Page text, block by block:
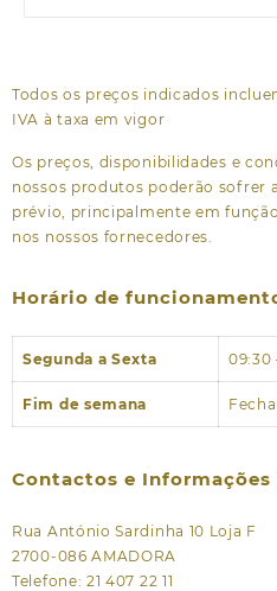
Todos os preços indicados
IVA à taxa em vigor
Os preços, disponibilidades e
nossos produtos poderão sofrer
prévio, principalmente em
nos nossos fornecedores.
Horário de
Segunda a Sexta 09:30
Fim de semana
Contactos e Informações
Rua António Sardinha 10 Loja F
2700-086 AMADORA
Telefone: 21 407 22 11